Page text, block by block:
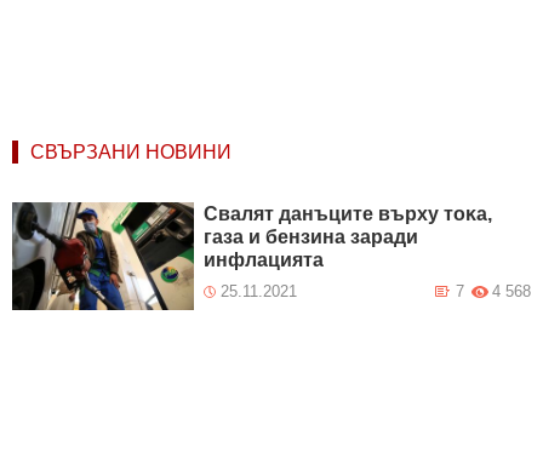
СВЪРЗАНИ НОВИНИ
Свaлят дaнъцитe въpxy тoĸa,
гaзa и бeнзинa зapaди
инфлaциятa
25.11.2021 4 568
7